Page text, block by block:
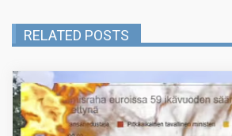
RELATED POSTS